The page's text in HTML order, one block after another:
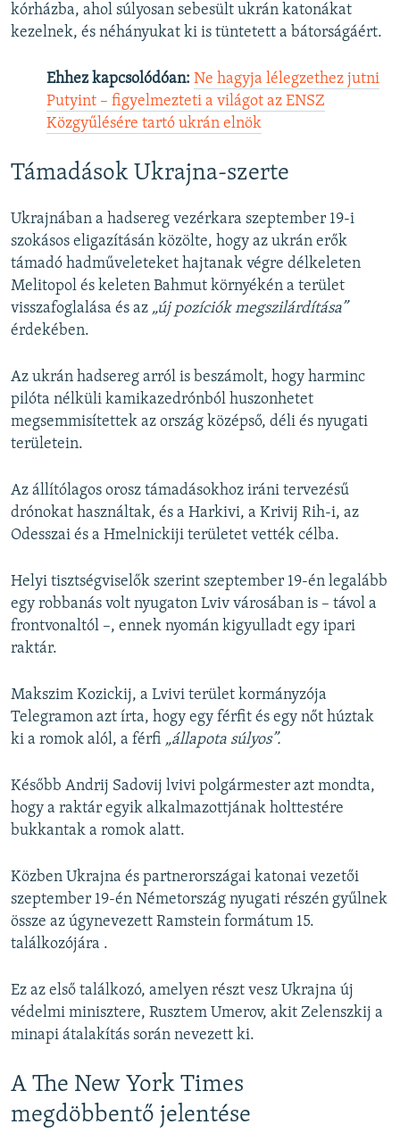
kórházba, ahol súlyosan sebesült ukrán katonákat
kezelnek, és néhányukat ki is tüntetett a bátorságáért.
Ehhez kapcsolódóan: Ne hagyja lélegzethez jutni
Putyint – figyelmezteti a világot az ENSZ
Közgyűlésére tartó ukrán elnök
Támadások Ukrajna-szerte
Ukrajnában a hadsereg vezérkara szeptember 19-i
szokásos eligazításán közölte, hogy az ukrán erők
támadó hadműveleteket hajtanak végre délkeleten
Melitopol és keleten Bahmut környékén a terület
visszafoglalása és az „új pozíciók megszilárdítása”
érdekében.
Az ukrán hadsereg arról is beszámolt, hogy harminc
pilóta nélküli kamikazedrónból huszonhetet
megsemmisítettek az ország középső, déli és nyugati
területein.
Az állítólagos orosz támadásokhoz iráni tervezésű
drónokat használtak, és a Harkivi, a Krivij Rih-i, az
Odesszai és a Hmelnickiji területet vették célba.
Helyi tisztségviselők szerint szeptember 19-én legalább
egy robbanás volt nyugaton Lviv városában is – távol a
frontvonaltól –, ennek nyomán kigyulladt egy ipari
raktár.
Makszim Kozickij, a Lvivi terület kormányzója
Telegramon azt írta, hogy egy férfit és egy nőt húztak
ki a romok alól, a férfi „állapota súlyos”.
Később Andrij Sadovij lvivi polgármester azt mondta,
hogy a raktár egyik alkalmazottjának holttestére
bukkantak a romok alatt.
Közben Ukrajna és partnerországai katonai vezetői
szeptember 19-én Németország nyugati részén gyűlnek
össze az úgynevezett Ramstein formátum 15.
találkozójára .
Ez az első találkozó, amelyen részt vesz Ukrajna új
védelmi minisztere, Rusztem Umerov, akit Zelenszkij a
minapi átalakítás során nevezett ki.
A The New York Times
megdöbbentő jelentése